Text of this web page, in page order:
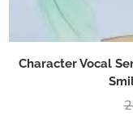
Character Vocal